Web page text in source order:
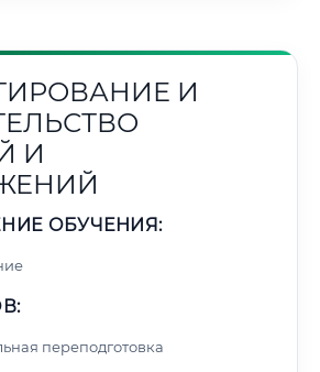
И
И
ОБУЧЕНИЯ:
переподготовка